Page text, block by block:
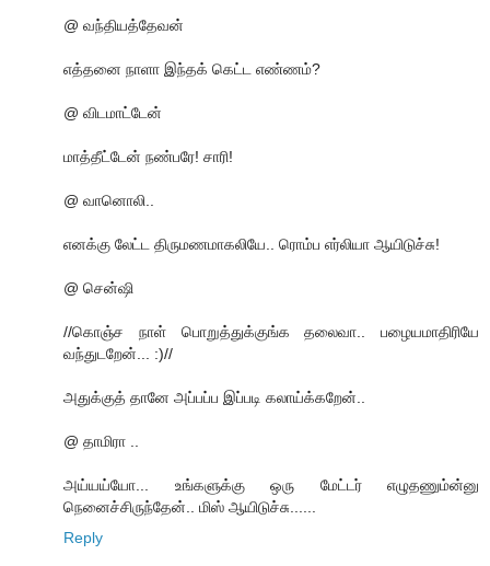
@ வந்தியத்தேவன்
எத்தனை நாளா இந்தக் கெட்ட எண்ணம்?
@ விடமாட்டேன்
மாத்தீட்டேன் நண்பரே! சாரி!
@ வானொலி..
எனக்கு லேட்ட திருமணமாகலியே.. ரொம்ப எர்லியா ஆயிடுச்சு!
@ சென்ஷி
//கொஞ்ச நாள் பொறுத்துக்குங்க தலைவா.. பழையமாதிரியே
வந்துடறேன்... :)//
அதுக்குத் தானே அப்பப்ப இப்படி கலாய்க்கறேன்..
@ தாமிரா ..
அய்யய்யோ... உங்களுக்கு ஒரு மேட்டர் எழுதணும்ன்னு
நெனைச்சிருந்தேன்.. மிஸ் ஆயிடுச்சு......
Reply